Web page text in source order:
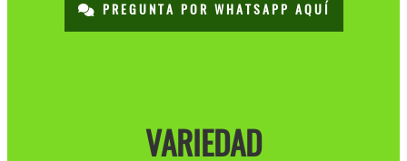
PREGUNTA POR WHATSAPP AQUÍ
VARIEDAD